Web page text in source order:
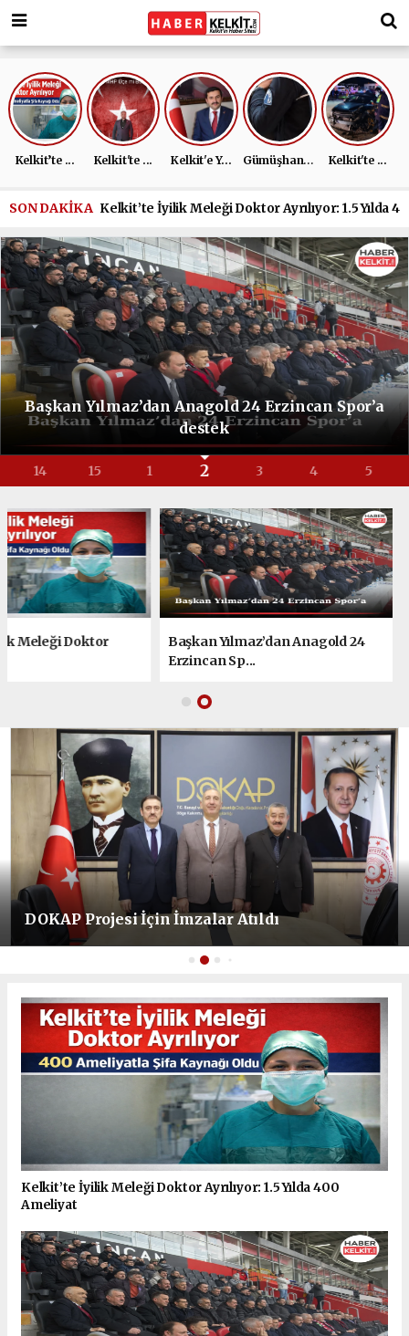
Kelkit’te ... Kelkit'te ... Kelkit'e Y... Gümüşhane ... Kelkit'te ...
SON DAKİKA Kelkit’te İyilik Meleği Doktor Ayrılıyor: 1.5 Yılda
Başkan Yılmaz’dan Anagold 24 Erzincan Spor’a
destek
14 15 1 2 3 4 5
Meleği Doktor
Başkan Yılmaz’dan Anagold 24
Erzincan Sp...
DOKAP Projesi İçin İmzalar Atıldı
Kelkit’te İyilik Meleği Doktor Ayrılıyor: 1.5 Yılda 400
Ameliyat